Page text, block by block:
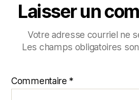
Laisser un
Votre adresse courriel ne
Les champs obligatoires
Commentaire *